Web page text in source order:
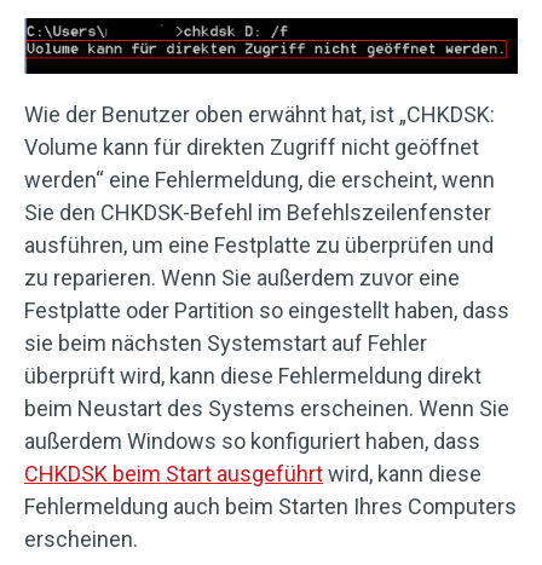
Wie der Benutzer oben erwähnt hat, ist „CHKDSK:
Volume kann für direkten Zugriff nicht geöffnet
werden“ eine Fehlermeldung, die erscheint, wenn
Sie den CHKDSK-Befehl im Befehlszeilenfenster
ausführen, um eine Festplatte zu überprüfen und
zu reparieren. Wenn Sie außerdem zuvor eine
Festplatte oder Partition so eingestellt haben, dass
sie beim nächsten Systemstart auf Fehler
überprüft wird, kann diese Fehlermeldung direkt
beim Neustart des Systems erscheinen. Wenn Sie
außerdem Windows so konfiguriert haben, dass
CHKDSK beim Start ausgeführtwird, kann diese
Fehlermeldung auch beim Starten Ihres Computers
erscheinen.